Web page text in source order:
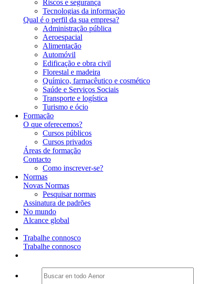
Riscos e segurança
Tecnologias da informação
Qual é o perfil da sua empresa?
Administração pública
Aeroespacial
Alimentação
Automóvil
Edificação e obra civil
Florestal e madeira
Químico, farmacêutico e cosmético
Saúde e Serviços Sociais
Transporte e logística
Turismo e ócio
Formação
O que oferecemos?
Cursos públicos
Cursos privados
Áreas de formação
Contacto
Como inscrever-se?
Normas
Novas Normas
Pesquisar normas
Assinatura de padrões
No mundo
Alcance global
Trabalhe connosco
Trabalhe connosco